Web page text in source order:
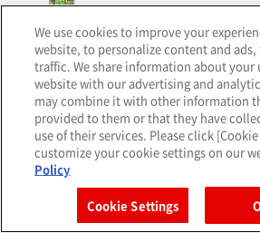
テイン飲料！全経路に拡
ege）GREEN
e」10月2日 経路拡大
2023/09/25プレスリ
子育ての不安や疑問の
録、役立つ栄養情報の
養士に相談できる機能
リ「赤ちゃんノート」を
We use cookies to improve your
website, to personalize content and
traffic. We share information about your
website with our advertising and
may combine it with other information
provided to them or that they have
use of their services. Please click
customize your cookie settings on our
Policy
Cookie Settings